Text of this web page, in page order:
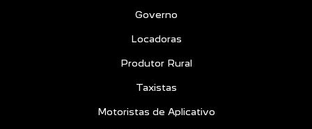
Governo
Locadoras
Produtor Rural
Taxistas
Motoristas de Aplicativo